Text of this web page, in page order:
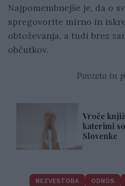
Najpomembnejše je, da o
spregovorite mirno in
obtoževanja, a tudi brez
občutkov.
Povzeto in
Vroče
katerimi
Slovenke
NEZVESTOBA ODNOS